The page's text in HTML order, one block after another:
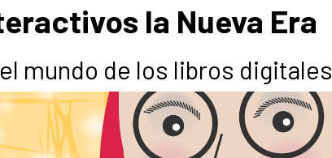
la Nueva Era
mundo de los libros digitales